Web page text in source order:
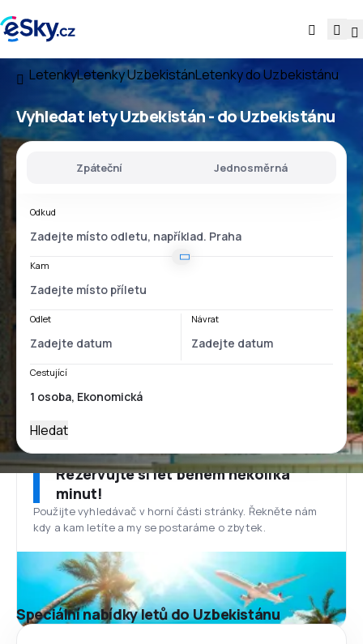
LetenkyLetenky UzbekistánLetenky do Uzbekistánu
Vyhledat letyUzbekistán - do Uzbekistánu
Zpáteční Jednosměrná
Odkud
Kam
Odlet Návrat
Cestující
Hledat
Rezervujte si let během několika
minut!
Použijte vyhledávač v horní části stránky. Řekněte nám
kdy a kam letíte a my se postaráme o zbytek.
Speciální nabídky letů do Uzbekistánu